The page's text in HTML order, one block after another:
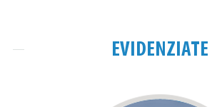
EVIDENZIATE